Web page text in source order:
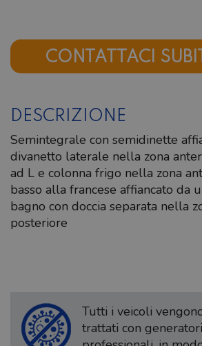
CONTATTACI
DESCRIZIONE
Semintegrale con semidinette
divanetto laterale nella zona
ad L e colonna frigo nella zona
basso alla francese affiancato da
bagno con doccia separata nella
posteriore
Tutti i veicoli
trattati con